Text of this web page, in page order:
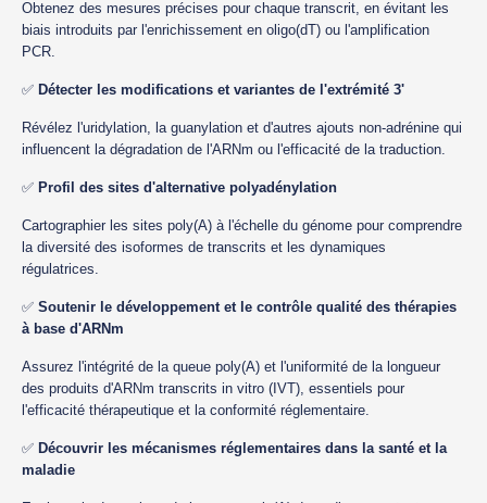
Obtenez des mesures précises pour chaque transcrit, en évitant les
biais introduits par l'enrichissement en oligo(dT) ou l'amplification
PCR.
✅ Détecter les modifications et variantes de l'extrémité 3'
Révélez l'uridylation, la guanylation et d'autres ajouts non-adrénine qui
influencent la dégradation de l'ARNm ou l'efficacité de la traduction.
✅ Profil des sites d'alternative polyadénylation
Cartographier les sites poly(A) à l'échelle du génome pour comprendre
la diversité des isoformes de transcrits et les dynamiques
régulatrices.
✅ Soutenir le développement et le contrôle qualité des thérapies
à base d'ARNm
Assurez l'intégrité de la queue poly(A) et l'uniformité de la longueur
des produits d'ARNm transcrits in vitro (IVT), essentiels pour
l'efficacité thérapeutique et la conformité réglementaire.
✅ Découvrir les mécanismes réglementaires dans la santé et la
maladie